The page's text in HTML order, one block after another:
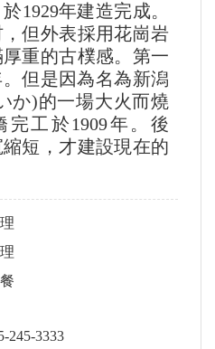
1929年建造完成。
但外表採用花崗岩
重的古樸感。第一
但是因為名為新潟
か)的一場大火而燒
工於1909年。後
短，才建設現在的
245-3333